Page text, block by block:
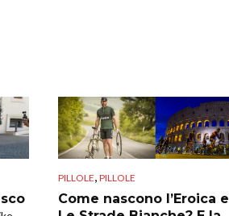
PILLOLE, PILLOLE
Come nascono l’Eroica e